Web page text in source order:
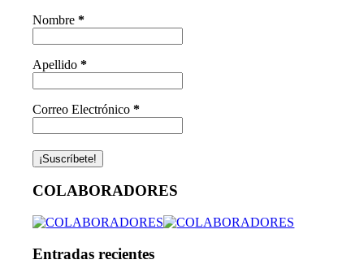
Nombre*
Apellido*
Correo Electrónico*
COLABORADORES
Entradas recientes